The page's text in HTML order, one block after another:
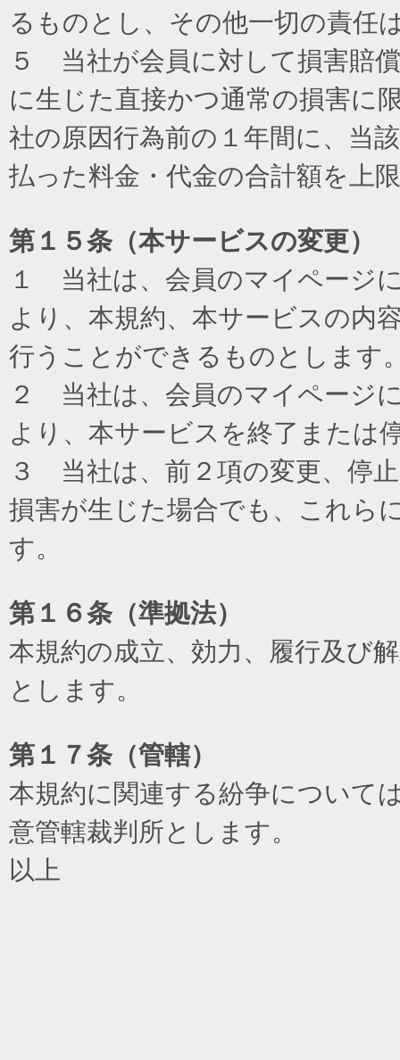
るものとし、その他一切の責任
５ 当社が会員に対して損害賠
に生じた直接かつ通常の損害に
社の原因行為前の１年間に、当
払った料金・代金の合計額を上
第１５条（本サービスの変更）
１ 当社は、会員のマイページ
より、本規約、本サービスの内
行うことができるものとします
２ 当社は、会員のマイページ
より、本サービスを終了または
３ 当社は、前２項の変更、停
損害が生じた場合でも、これら
す。
第１６条（準拠法）
本規約の成立、効力、履行及び
とします。
第１７条（管轄）
本規約に関連する紛争について
意管轄裁判所とします。
以上